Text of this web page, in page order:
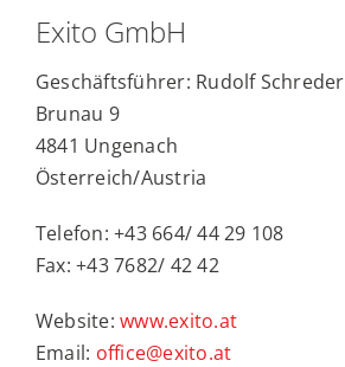
Über Exito
for:
Exito GmbH
Geschäftsführer: Rudolf Schreder
Brunau 9
4841 Ungenach
Österreich/Austria
Telefon: +43 664/ 44 29 108
Fax: +43 7682/ 42 42
Website:www.exito.at
Email: office@exito.at